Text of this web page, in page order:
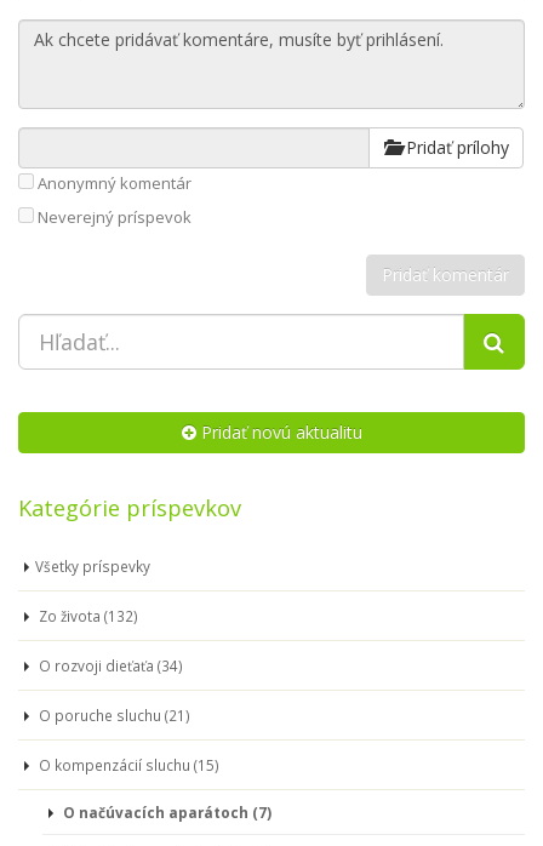
Pridať prílohy
Anonymný komentár
Neverejný príspevok
Pridať novú aktualitu
Kategórie príspevkov
Všetky príspevky
Zo života (132)
O rozvoji dieťaťa (34)
O poruche sluchu (21)
O kompenzácií sluchu (15)
O načúvacích aparátoch (7)